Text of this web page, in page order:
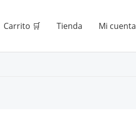
Carrito 🛒 Tienda Mi cuenta